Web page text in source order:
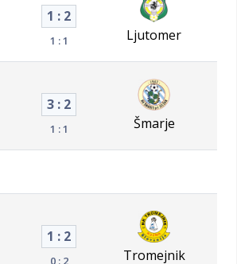
1 : 2
1 : 1 Ljutomer
3 : 2
1 : 1 Šmarje
1 : 2
0 : 2 Tromejnik